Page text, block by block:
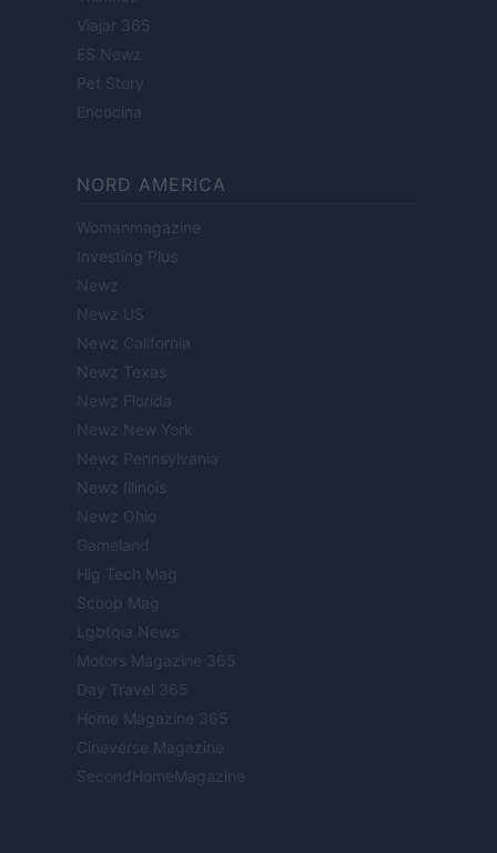
Viajar 365
ES Newz
Pet Story
Encocina
NORD AMERICA
Womanmagazine
Investing Plus
Newz
Newz US
Newz California
Newz Texas
Newz Florida
Newz New York
Newz Pennsylvania
Newz Illinois
Newz Ohio
Gameland
Hig Tech Mag
Scoop Mag
Lgbtqia News
Motors Magazine 365
Day Travel 365
Home Magazine 365
Cineverse Magazine
SecondHomeMagazine